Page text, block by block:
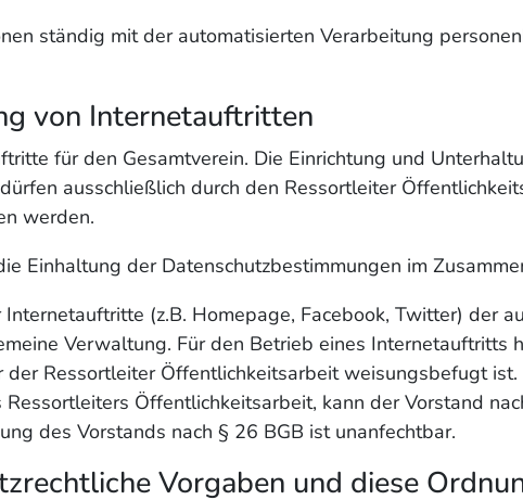
ständig mit der automatisierten Verarbeitung
von Internetauftritten
für den Gesamtverein. Die Einrichtung und
ausschließlich durch den Ressortleiter
werden.
Einhaltung der Datenschutzbestimmungen im
(z.B. Homepage, Facebook, Twitter) der
Verwaltung. Für den Betrieb eines Internetauftritts
Ressortleiter Öffentlichkeitsarbeit weisungsbefugt
Öffentlichkeitsarbeit, kann der Vorstand
des Vorstands nach § 26 BGB ist unanfechtbar.
Vorgaben und diese